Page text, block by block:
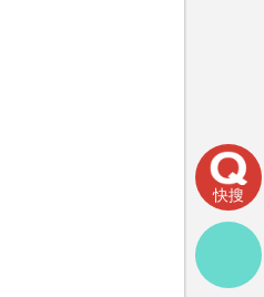
快搜